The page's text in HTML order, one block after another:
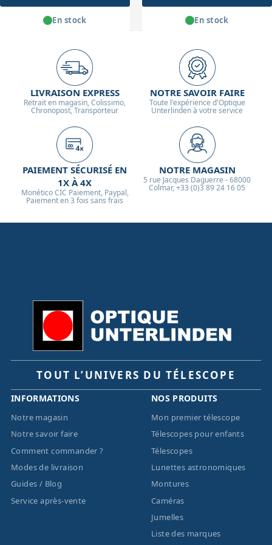
En stock En stock
LIVRAISON EXPRESS
Retrait en magasin, Colissimo,
Chronopost, Transporteur
NOTRE SAVOIR FAIRE
Toute l'expérience d'Optique
Unterlinden à votre service
PAIEMENT SÉCURISÉ EN
1X À 4X
Monético CIC Paiement, Paypal,
Paiement en 3 fois sans frais
NOTRE MAGASIN
5 rue Jacques Daguerre - 68000
Colmar, +33 (0)3 89 24 16 05
TOUT L’UNIVERS DU TÉLESCOPE
INFORMATIONS
Notre magasin
Notre savoir faire
Comment commander ?
Modes de livraison
Guides / Blog
Service après-vente
NOS PRODUITS
Mon premier télescope
Télescopes pour enfants
Télescopes
Lunettes astronomiques
Montures
Caméras
Jumelles
Liste des marques